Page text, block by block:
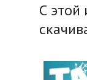
С этой